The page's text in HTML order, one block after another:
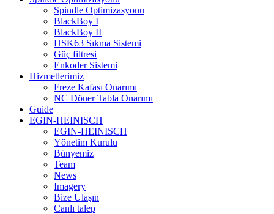
Spindle Optimizasyonu
BlackBoy I
BlackBoy II
HSK63 Sıkma Sistemi
Güç filtresi
Enkoder Sistemi
Hizmetlerimiz
Freze Kafası Onarımı
NC Döner Tabla Onarımı
Guide
EGIN-HEINISCH
EGIN-HEINISCH
Yönetim Kurulu
Bünyemiz
Team
News
Imagery
Bize Ulaşın
Canlı talep